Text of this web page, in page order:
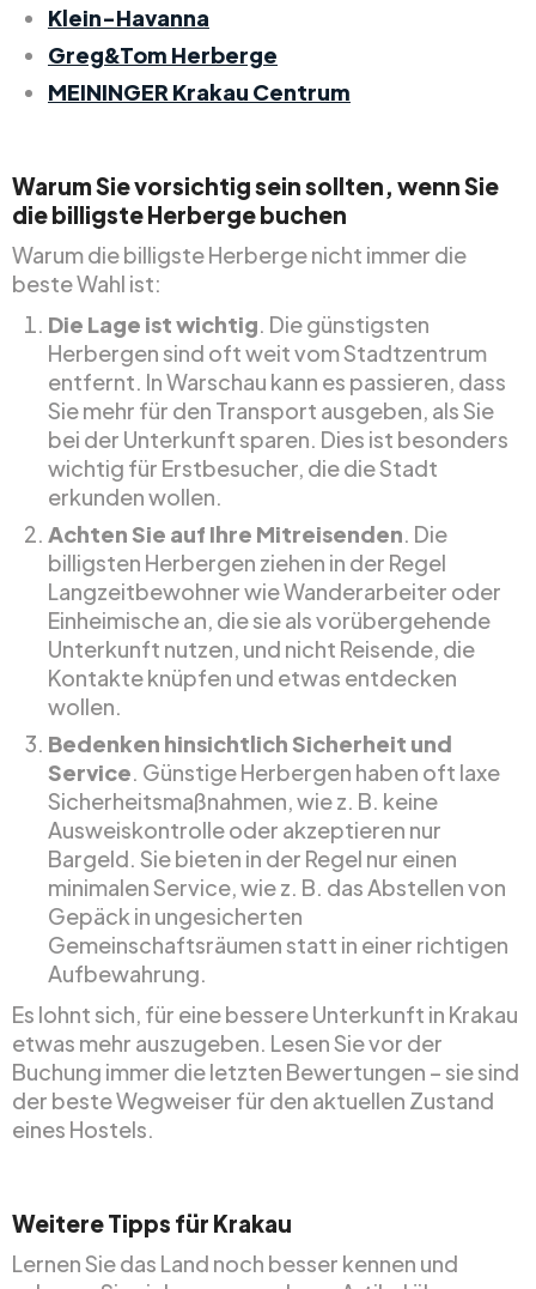
Klein-Havanna
Greg&Tom Herberge
MEININGER Krakau Centrum
Warum Sie vorsichtig sein sollten, wenn Sie
die billigste Herberge buchen
Warum die billigste Herberge nicht immer die
beste Wahl ist:
Die Lage ist wichtig . Die günstigsten
Herbergen sind oft weit vom Stadtzentrum
entfernt. In Warschau kann es passieren, dass
Sie mehr für den Transport ausgeben, als Sie
bei der Unterkunft sparen. Dies ist besonders
wichtig für Erstbesucher, die die Stadt
erkunden wollen.
Achten Sie auf Ihre Mitreisenden . Die
billigsten Herbergen ziehen in der Regel
Langzeitbewohner wie Wanderarbeiter oder
Einheimische an, die sie als vorübergehende
Unterkunft nutzen, und nicht Reisende, die
Kontakte knüpfen und etwas entdecken
wollen.
Bedenken hinsichtlich Sicherheit und
Service . Günstige Herbergen haben oft laxe
Sicherheitsmaßnahmen, wie z. B. keine
Ausweiskontrolle oder akzeptieren nur
Bargeld. Sie bieten in der Regel nur einen
minimalen Service, wie z. B. das Abstellen von
Gepäck in ungesicherten
Gemeinschaftsräumen statt in einer richtigen
Aufbewahrung.
Es lohnt sich, für eine bessere Unterkunft in Krakau
etwas mehr auszugeben. Lesen Sie vor der
Buchung immer die letzten Bewertungen – sie sind
der beste Wegweiser für den aktuellen Zustand
eines Hostels.
Weitere Tipps für Krakau
Lernen Sie das Land noch besser kennen und